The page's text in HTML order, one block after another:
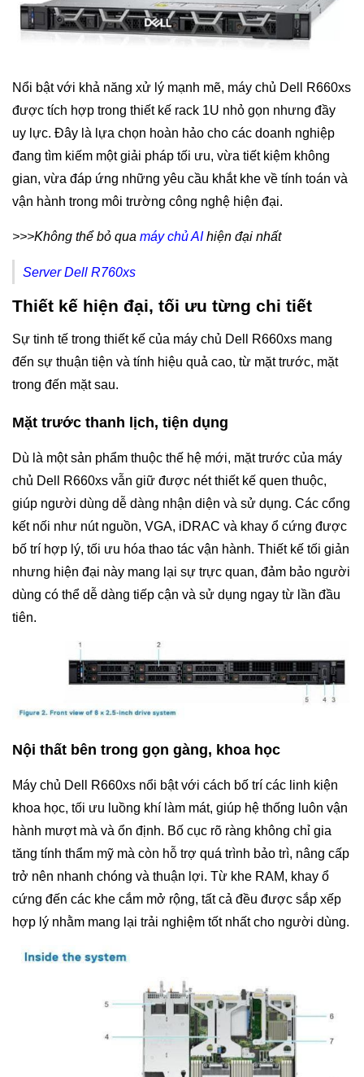
Nổi bật với khả năng xử lý mạnh mẽ, máy chủ Dell R660xs
được tích hợp trong thiết kế rack 1U nhỏ gọn nhưng đầy
uy lực. Đây là lựa chọn hoàn hảo cho các doanh nghiệp
đang tìm kiếm một giải pháp tối ưu, vừa tiết kiệm không
gian, vừa đáp ứng những yêu cầu khắt khe về tính toán và
vận hành trong môi trường công nghệ hiện đại.
>>>Không thể bỏ qua máy chủ AIhiện đại nhất
Server Dell R760xs
Thiết kế hiện đại, tối ưu từng chi tiết
Sự tinh tế trong thiết kế của máy chủ Dell R660xs mang
đến sự thuận tiện và tính hiệu quả cao, từ mặt trước, mặt
trong đến mặt sau.
Mặt trước thanh lịch, tiện dụng
Dù là một sản phẩm thuộc thế hệ mới, mặt trước của máy
chủ Dell R660xs vẫn giữ được nét thiết kế quen thuộc,
giúp người dùng dễ dàng nhận diện và sử dụng. Các cổng
kết nối như nút nguồn, VGA, iDRAC và khay ổ cứng được
bố trí hợp lý, tối ưu hóa thao tác vận hành. Thiết kế tối giản
nhưng hiện đại này mang lại sự trực quan, đảm bảo người
dùng có thể dễ dàng tiếp cận và sử dụng ngay từ lần đầu
tiên.
Nội thất bên trong gọn gàng, khoa học
Máy chủ Dell R660xs nổi bật với cách bố trí các linh kiện
khoa học, tối ưu luồng khí làm mát, giúp hệ thống luôn vận
hành mượt mà và ổn định. Bố cục rõ ràng không chỉ gia
tăng tính thẩm mỹ mà còn hỗ trợ quá trình bảo trì, nâng cấp
trở nên nhanh chóng và thuận lợi. Từ khe RAM, khay ổ
cứng đến các khe cắm mở rộng, tất cả đều được sắp xếp
hợp lý nhằm mang lại trải nghiệm tốt nhất cho người dùng.